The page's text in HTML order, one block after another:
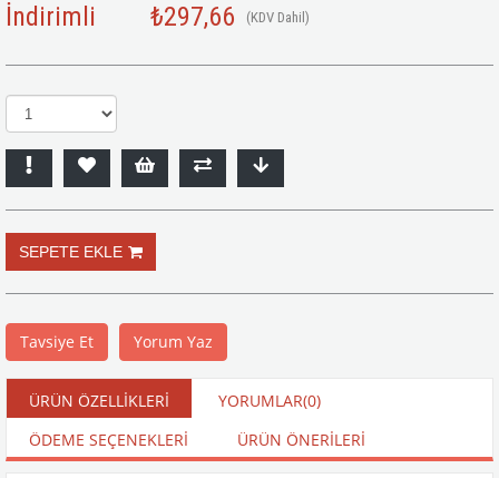
İndirimli ₺297,66 (KDV Dahil)
Tavsiye Et Yorum Yaz
ÜRÜN ÖZELLIKLERI YORUMLAR(0)
ÖDEME SEÇENEKLERI
ÜRÜN ÖNERILERI